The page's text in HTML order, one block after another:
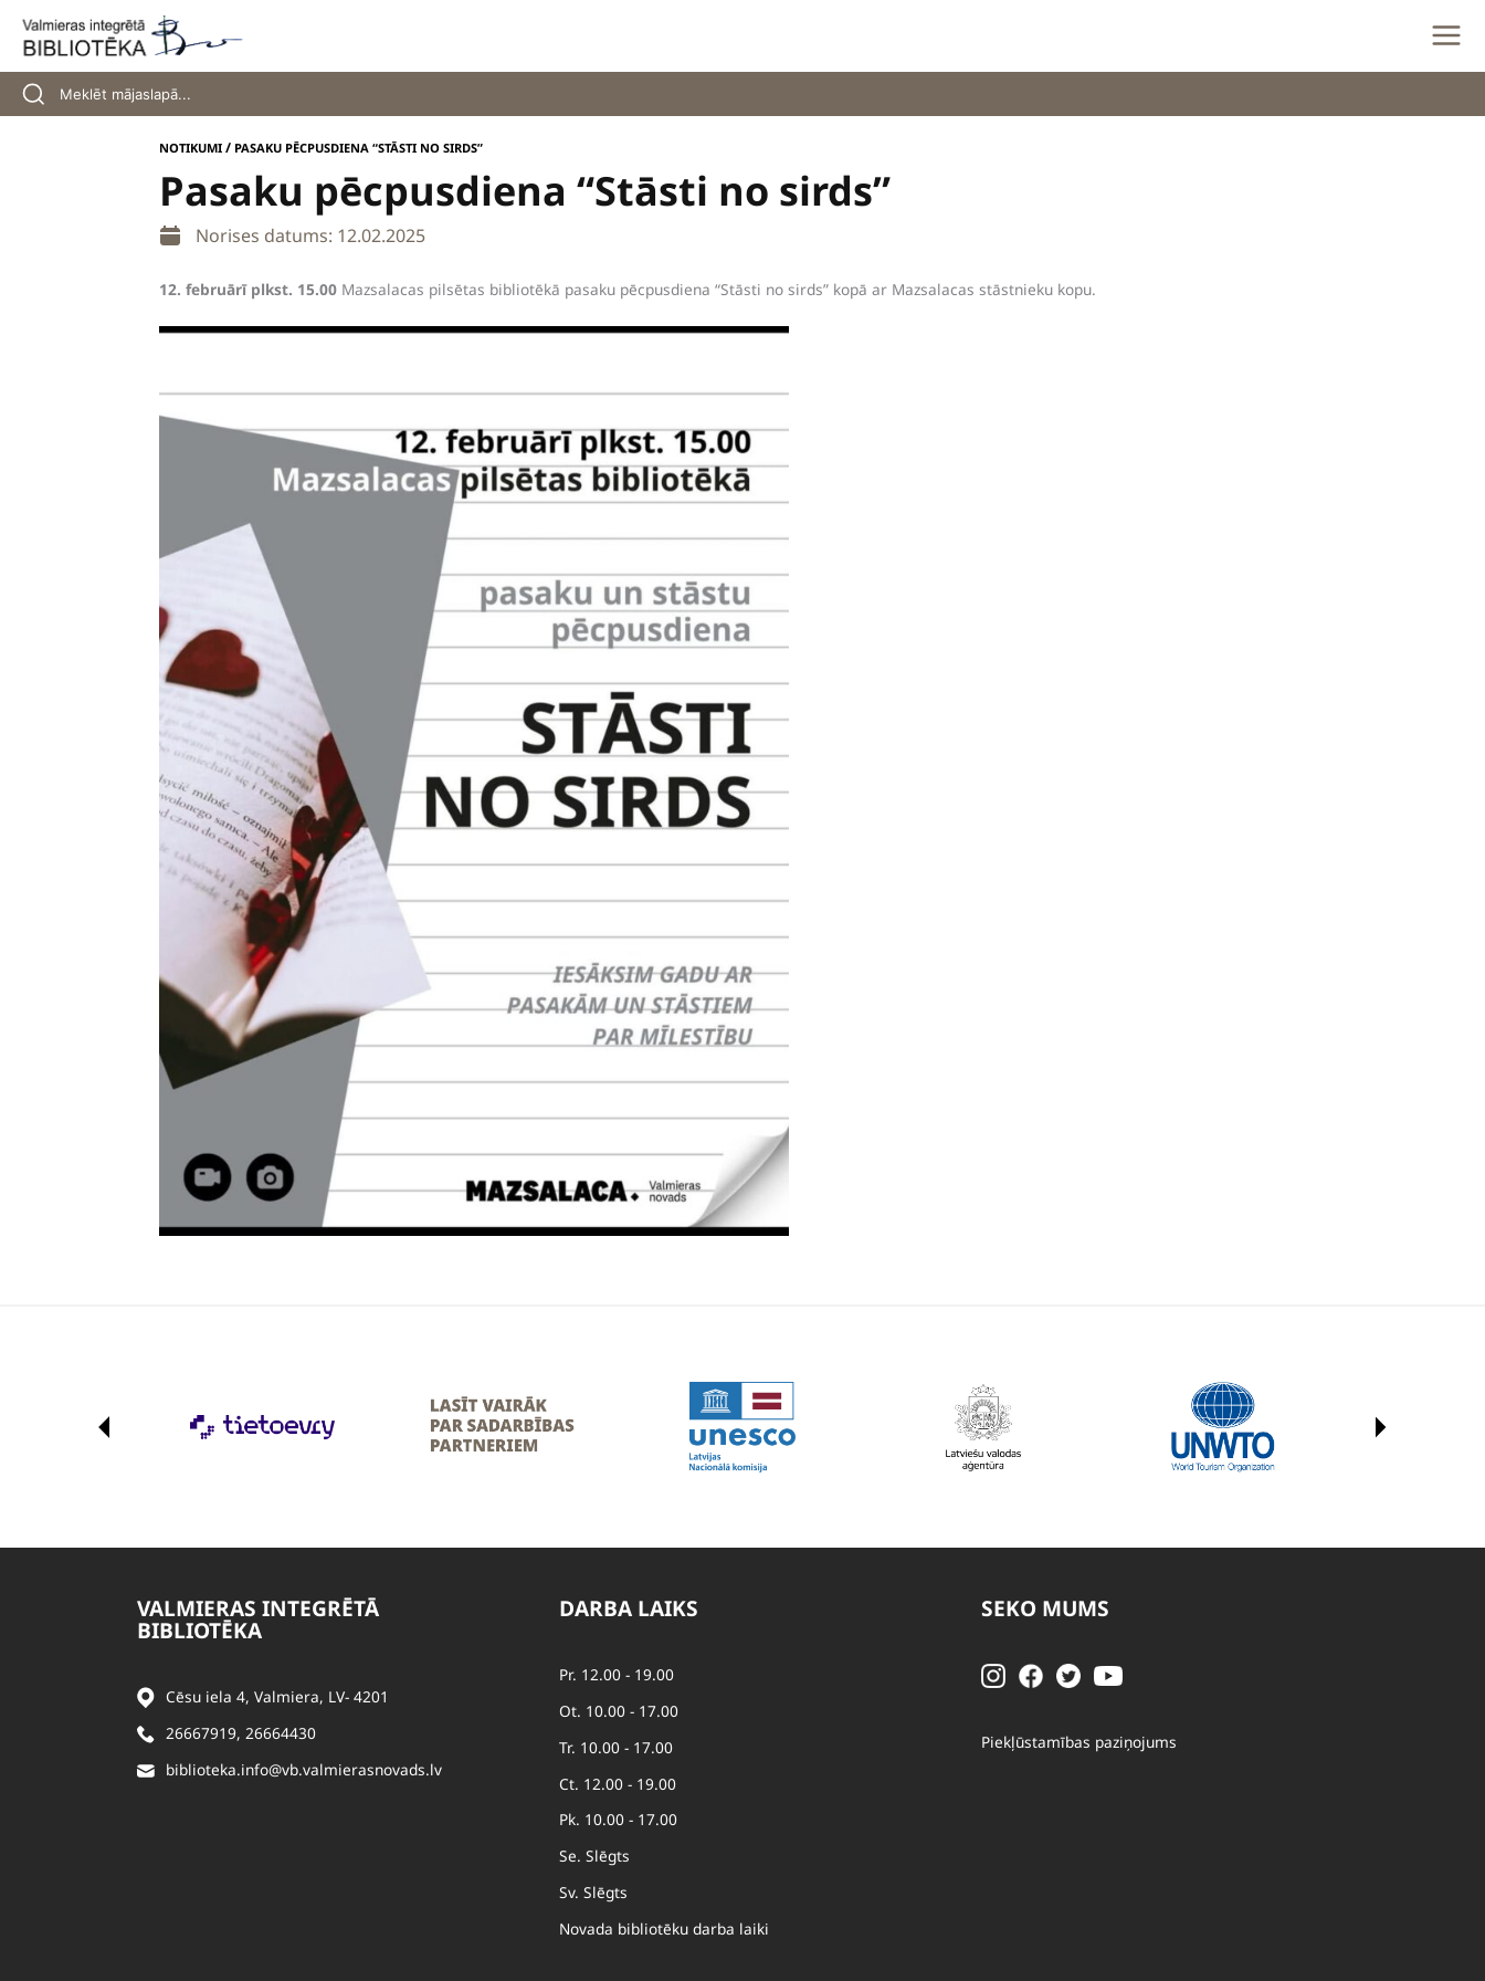
content
NOTIKUMI / PASAKU PĒCPUSDIENA “STĀSTI NO SIRDS”
Pasaku pēcpusdiena “Stāsti no sirds”
Norises datums: 12.02.2025
12. februārī plkst. 15.00 Mazsalacas pilsētas bibliotēkā pasaku pēcpusdiena “Stāsti no sirds” kopā ar Mazsalacas stāstnieku kopu.
VALMIERAS INTEGRĒTĀ
BIBLIOTĒKA
Cēsu iela 4, Valmiera, LV- 4201
26667919, 26664430
biblioteka.info@vb.valmierasnovads.lv
DARBA LAIKS
Pr. 12.00 - 19.00
Ot. 10.00 - 17.00
Tr. 10.00 - 17.00
Ct. 12.00 - 19.00
Pk. 10.00 - 17.00
Se. Slēgts
Sv. Slēgts
Novada bibliotēku darba laiki
SEKO MUMS
Piekļūstamības paziņojums